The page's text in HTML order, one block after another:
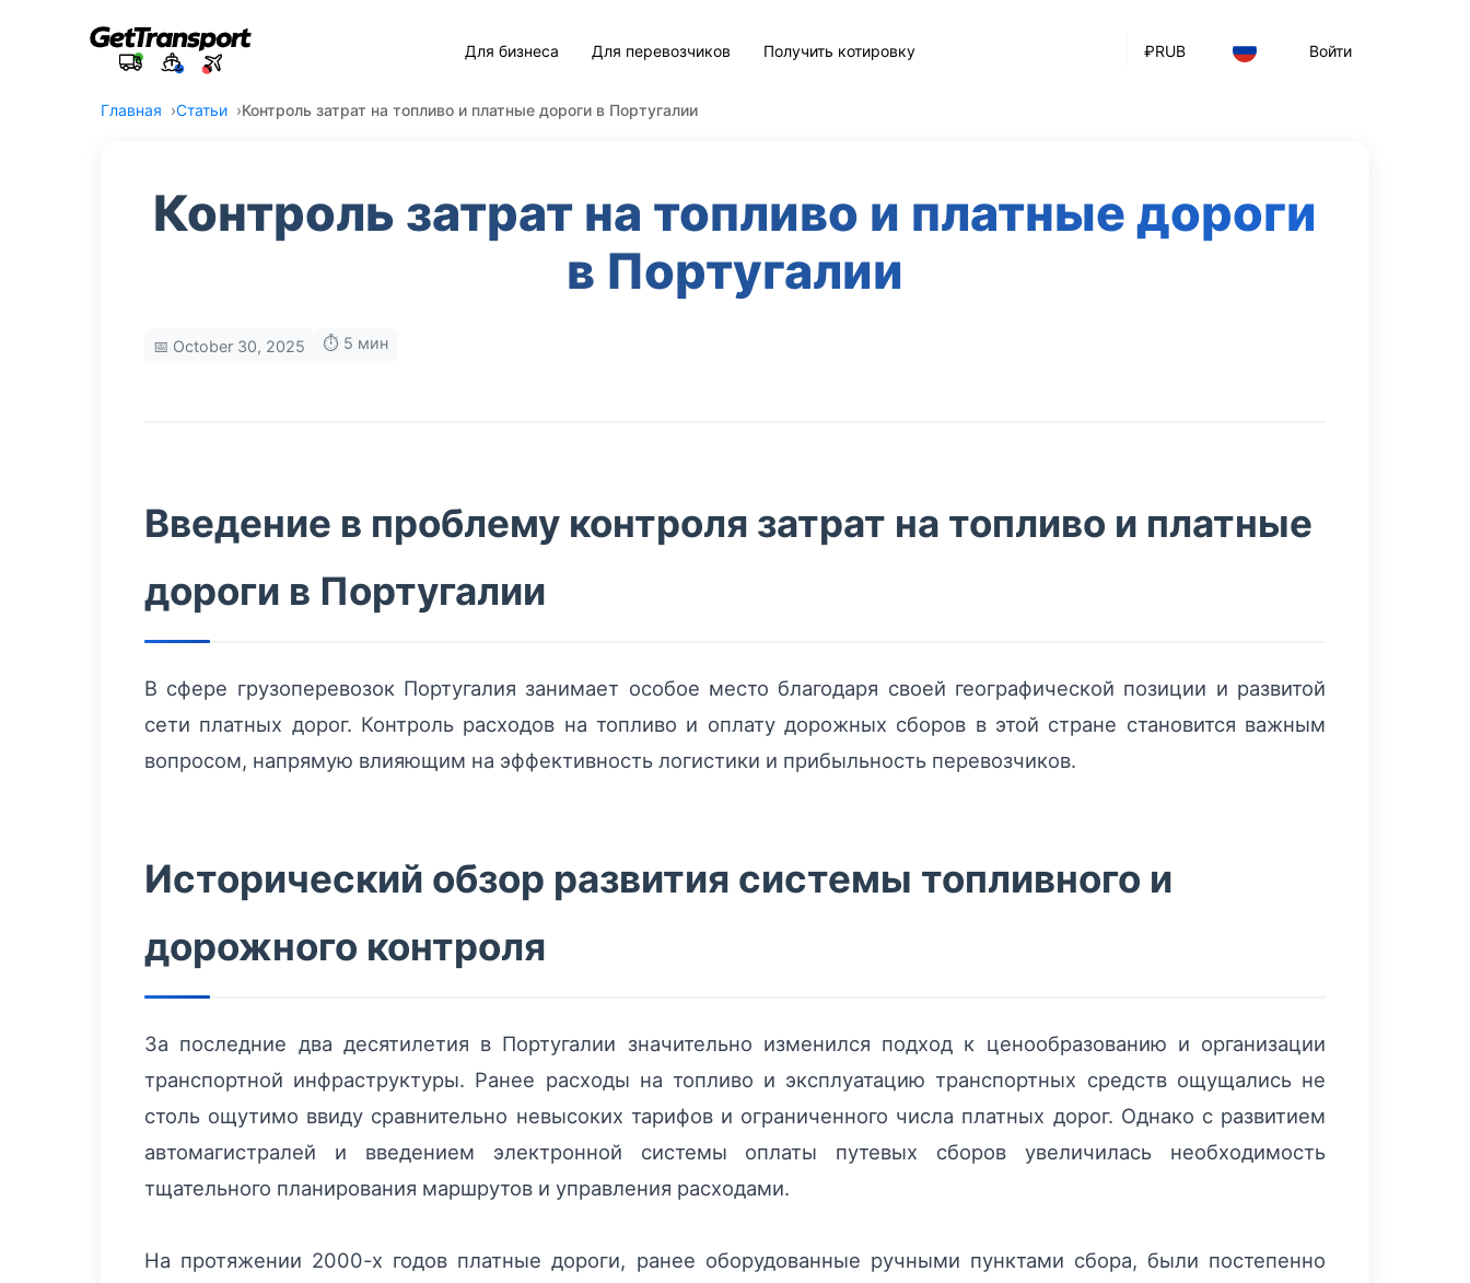
₽RUB Войти
Для бизнеса Для перевозчиков Получить котировку
Главная Статьи Контроль затрат на топливо и платные дороги в Португалии
Контроль затрат на топливо и платные дороги
в Португалии
📅 October 30, 2025 ⏱️ 5 мин
Введение в проблему контроля затрат на топливо и платные
дороги в Португалии
В сфере грузоперевозок Португалия занимает особое место благодаря своей географической позиции и развитой
сети платных дорог. Контроль расходов на топливо и оплату дорожных сборов в этой стране становится важным
вопросом, напрямую влияющим на эффективность логистики и прибыльность перевозчиков.
Исторический обзор развития системы топливного и
дорожного контроля
За последние два десятилетия в Португалии значительно изменился подход к ценообразованию и организации
транспортной инфраструктуры. Ранее расходы на топливо и эксплуатацию транспортных средств ощущались не
столь ощутимо ввиду сравнительно невысоких тарифов и ограниченного числа платных дорог. Однако с развитием
автомагистралей и введением электронной системы оплаты путевых сборов увеличилась необходимость
тщательного планирования маршрутов и управления расходами.
На протяжении 2000-х годов платные дороги, ранее оборудованные ручными пунктами сбора, были постепенно